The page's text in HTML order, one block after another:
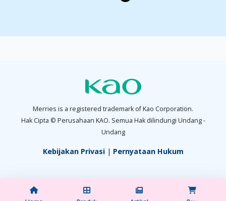
Merries is a registered trademark of Kao Corporation.
Hak Cipta © Perusahaan KAO. Semua Hak dilindungi Undang -
Undang
Kebijakan Privasi| Pernyataan Hukum